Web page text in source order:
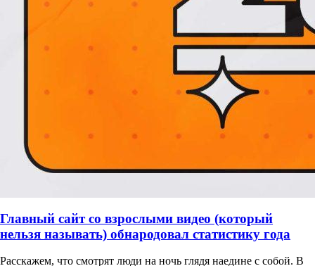
Главный сайт со взрослыми видео (который
нельзя называть) обнародовал статистику года
Расскажем, что смотрят люди на ночь глядя наедине с собой. В